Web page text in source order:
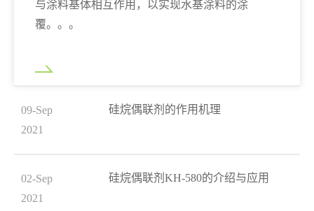
与涂料基体相互作用，以实现水基涂料的涂
覆。。。
09-Sep
2021
硅烷偶联剂的作用机理
02-Sep
2021
硅烷偶联剂KH-580的介绍与应用